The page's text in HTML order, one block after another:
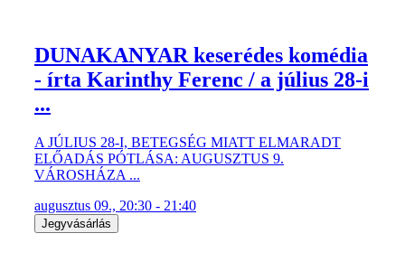
DUNAKANYAR keserédes komédia
- írta Karinthy Ferenc / a július 28-i
...
A JÚLIUS 28-I, BETEGSÉG MIATT ELMARADT
ELŐADÁS PÓTLÁSA: AUGUSZTUS 9.
VÁROSHÁZA ...
augusztus 09., 20:30 - 21:40
Jegyvásárlás